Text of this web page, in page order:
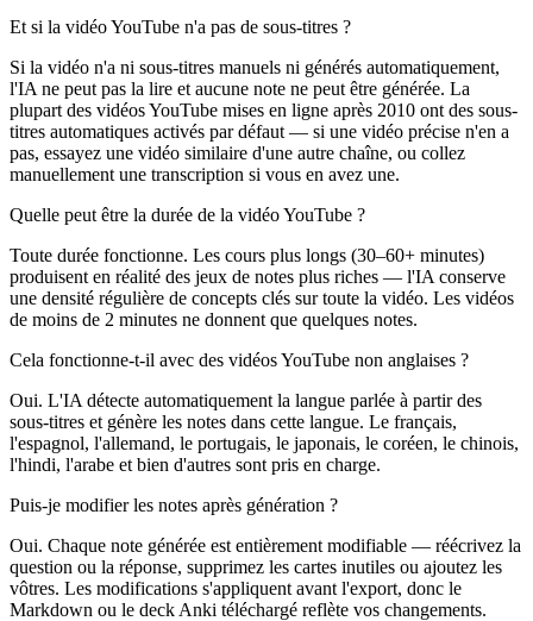
Et si la vidéo YouTube n'a pas de sous-titres ?
Si la vidéo n'a ni sous-titres manuels ni générés automatiquement,
l'IA ne peut pas la lire et aucune note ne peut être générée. La
plupart des vidéos YouTube mises en ligne après 2010 ont des sous-
titres automatiques activés par défaut — si une vidéo précise n'en a
pas, essayez une vidéo similaire d'une autre chaîne, ou collez
manuellement une transcription si vous en avez une.
Quelle peut être la durée de la vidéo YouTube ?
Toute durée fonctionne. Les cours plus longs (30–60+ minutes)
produisent en réalité des jeux de notes plus riches — l'IA conserve
une densité régulière de concepts clés sur toute la vidéo. Les vidéos
de moins de 2 minutes ne donnent que quelques notes.
Cela fonctionne-t-il avec des vidéos YouTube non anglaises ?
Oui. L'IA détecte automatiquement la langue parlée à partir des
sous-titres et génère les notes dans cette langue. Le français,
l'espagnol, l'allemand, le portugais, le japonais, le coréen, le chinois,
l'hindi, l'arabe et bien d'autres sont pris en charge.
Puis-je modifier les notes après génération ?
Oui. Chaque note générée est entièrement modifiable — réécrivez la
question ou la réponse, supprimez les cartes inutiles ou ajoutez les
vôtres. Les modifications s'appliquent avant l'export, donc le
Markdown ou le deck Anki téléchargé reflète vos changements.